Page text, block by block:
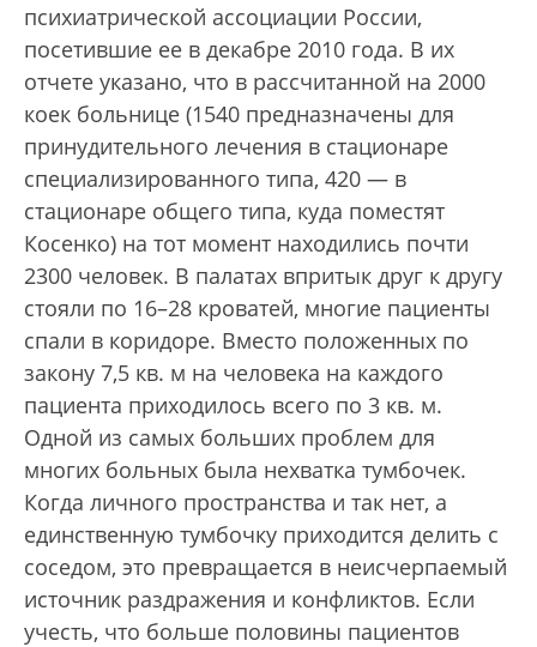
психиатрической ассоциации России,
посетившие ее в декабре 2010 года. В их
отчете указано, что в рассчитанной на 2000
коек больнице (1540 предназначены для
принудительного лечения в стационаре
специализированного типа, 420 — в
стационаре общего типа, куда поместят
Косенко) на тот момент находились почти
2300 человек. В палатах впритык друг к другу
стояли по 16–28 кроватей, многие пациенты
спали в коридоре. Вместо положенных по
закону 7,5 кв. м на человека на каждого
пациента приходилось всего по 3 кв. м.
Одной из самых больших проблем для
многих больных была нехватка тумбочек.
Когда личного пространства и так нет, а
единственную тумбочку приходится делить с
соседом, это превращается в неисчерпаемый
источник раздражения и конфликтов. Если
учесть, что больше половины пациентов